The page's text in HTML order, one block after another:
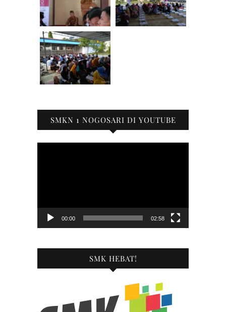
SMKN 1 NOGOSARI DI YOUTUBE
00:00 02:58
SMK HEBAT!